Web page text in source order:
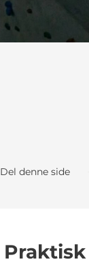
Del denne side